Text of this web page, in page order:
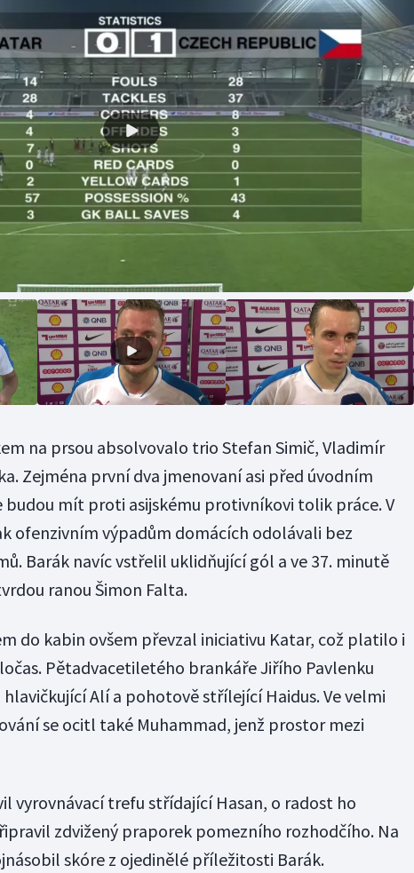
na prsou absolvovalo trio Stefan Simič, Vladimír
Zejména první dva jmenovaní asi před úvodním
budou mít proti asijskému protivníkovi tolik práce. V
ofenzivním výpadům domácích odolávali bez
Barák navíc vstřelil uklidňující gól a ve 37. minutě
ranou Šimon Falta.
do kabin ovšem převzal iniciativu Katar, což platilo i
Pětadvacetiletého brankáře Jiřího Pavlenku
Alí a pohotově střílející Haidus. Ve velmi
se ocitl také Muhammad, jenž prostor mezi
vyrovnávací trefu střídající Hasan, o radost ho
zdvižený praporek pomezního rozhodčího. Na
skóre z ojedinělé příležitosti Barák.